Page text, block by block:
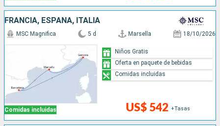
FRANCIA, ESPAÑA, ITALIA
Comidas incluidas
MSC Magnifica 5 d Marsella 18/10/2026
US$ 542 +Tasas
Niños Gratis
Oferta en paquete de bebidas
Comidas incluidas